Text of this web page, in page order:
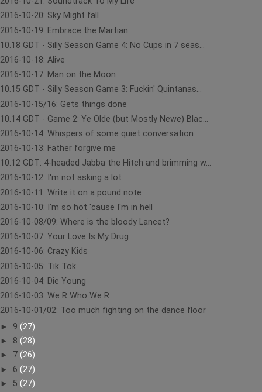
2016-10-20: Sky Might fall
2016-10-19: Embrace the Martian
10.18 GDT - Silly Season Game 4: No Cups in 7 seas...
2016-10-18: Alive
2016-10-17: Man on the Moon
10.15 GDT - Silly Season Game 3: Fuckin' Quintanas...
2016-10-15/16: Gets things done
10.14 GDT - Game 2: Ye Olde (but Mostly Newe) Blac...
2016-10-14: Whispers of some quiet conversation
2016-10-13: Father forgive me
10.12 GDT: 4-headed Jabba the Hitch and brimming w...
2016-10-12: I'm not asking a lot
2016-10-11: Write it on a pound note
2016-10-10: I'm so hot 'cause I'm in hell
2016-10-08/09: Where is the bloody Lancet?
2016-10-07: Your Love Is My Drug
2016-10-06: Crazy Kids
2016-10-05: Tik Tok
2016-10-04: Die Young
2016-10-03: We R Who We R
2016-10-01/02: Too much fighting on the dance floor
► 9 (27)
► 8 (28)
► 7 (26)
► 6 (27)
► 5 (27)